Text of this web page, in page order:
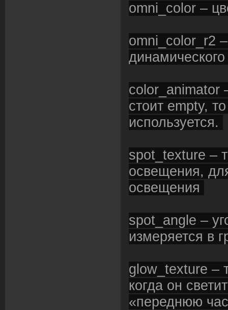
omni_color –
omni_color_r2
color_animator
стоит empty,
используется.
spot_texture –
освещения,
освещения
spot_angle –
измеряется в
glow_texture –
когда он
«переднюю